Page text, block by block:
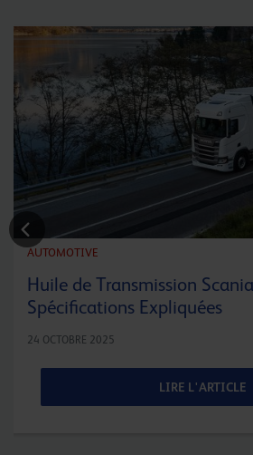
AUTOMOTIVE
Huile de Transmission
Spécifications Expliquées
24 OCTOBRE 2025
LIRE L'ARTICLE